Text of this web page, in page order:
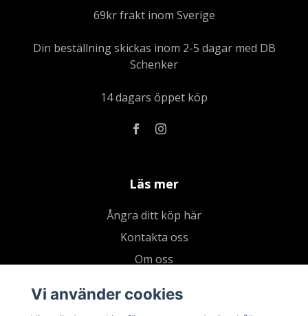
69kr frakt inom Sverige
Din beställning skickas inom 2-5 dagar med DB
Schenker
14 dagars öppet köp
Läs mer
Ångra ditt köp här
Kontakta oss
Om oss
Kundklubb
Vi använder cookies